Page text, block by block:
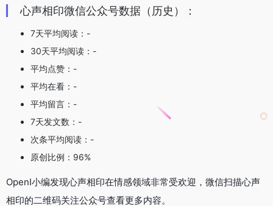
心声相印微信公众号数据（历史）：
7天平均阅读：-
30天平均阅读：-
平均点赞：-
平均在看：-
平均留言：-
7天发文数：-
次条平均阅读：-
原创比例：96%
OpenI小编发现心声相印在情感领域非常受欢迎，微信扫描心声
相印的二维码关注公众号查看更多内容。